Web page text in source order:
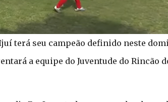
terá seu campeão definido neste
a equipe do Juventude do Rincão